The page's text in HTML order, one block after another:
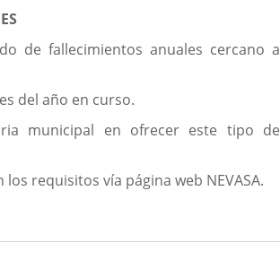
de fallecimientos anuales cercano a
del año en curso.
municipal en ofrecer este tipo de
requisitos vía página web NEVASA.